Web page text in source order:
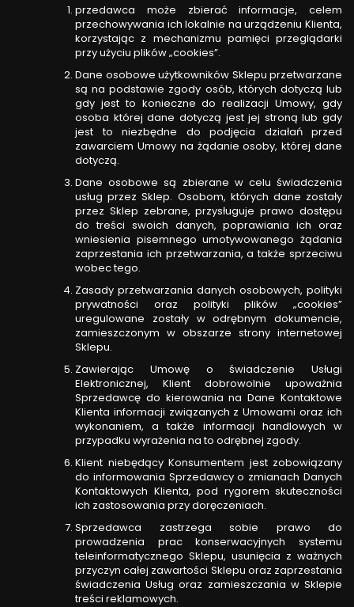
przedawca może zbierać informacje, celem
przechowywania ich lokalnie na urządzeniu Klienta,
korzystając z mechanizmu pamięci przeglądarki
przy użyciu plików „cookies”.
Dane osobowe użytkowników Sklepu przetwarzane
są na podstawie zgody osób, których dotyczą lub
gdy jest to konieczne do realizacji Umowy, gdy
osoba której dane dotyczą jest jej stroną lub gdy
jest to niezbędne do podjęcia działań przed
zawarciem Umowy na żądanie osoby, której dane
dotyczą.
Dane osobowe są zbierane w celu świadczenia
usług przez Sklep. Osobom, których dane zostały
przez Sklep zebrane, przysługuje prawo dostępu
do treści swoich danych, poprawiania ich oraz
wniesienia pisemnego umotywowanego żądania
zaprzestania ich przetwarzania, a także sprzeciwu
wobec tego.
Zasady przetwarzania danych osobowych, polityki
prywatności oraz polityki plików „cookies”
uregulowane zostały w odrębnym dokumencie,
zamieszczonym w obszarze strony internetowej
Sklepu.
Zawierając Umowę o świadczenie Usługi
Elektronicznej, Klient dobrowolnie upoważnia
Sprzedawcę do kierowania na Dane Kontaktowe
Klienta informacji związanych z Umowami oraz ich
wykonaniem, a także informacji handlowych w
przypadku wyrażenia na to odrębnej zgody.
Klient niebędący Konsumentem jest zobowiązany
do informowania Sprzedawcy o zmianach Danych
Kontaktowych Klienta, pod rygorem skuteczności
ich zastosowania przy doręczeniach.
Sprzedawca zastrzega sobie prawo do
prowadzenia prac konserwacyjnych systemu
teleinformatycznego Sklepu, usunięcia z ważnych
przyczyn całej zawartości Sklepu oraz zaprzestania
świadczenia Usług oraz zamieszczania w Sklepie
treści reklamowych.